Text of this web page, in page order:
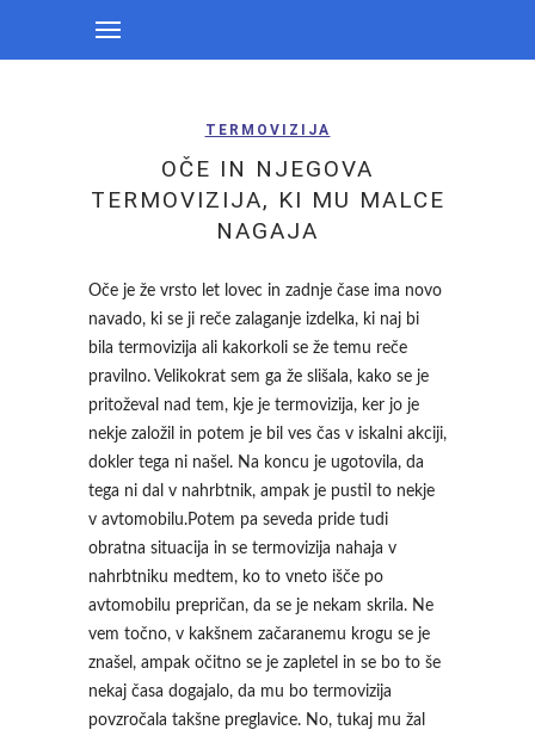
TERMOVIZIJA
OČE IN NJEGOVA
TERMOVIZIJA, KI MU MALCE
NAGAJA
Oče je že vrsto let lovec in zadnje čase ima novo
navado, ki se ji reče zalaganje izdelka, ki naj bi
bila termovizija ali kakorkoli se že temu reče
pravilno. Velikokrat sem ga že slišala, kako se je
pritoževal nad tem, kje je termovizija, ker jo je
nekje založil in potem je bil ves čas v iskalni akciji,
dokler tega ni našel. Na koncu je ugotovila, da
tega ni dal v nahrbtnik, ampak je pustil to nekje
v avtomobilu.Potem pa seveda pride tudi
obratna situacija in se termovizija nahaja v
nahrbtniku medtem, ko to vneto išče po
avtomobilu prepričan, da se je nekam skrila. Ne
vem točno, v kakšnem začaranemu krogu se je
znašel, ampak očitno se je zapletel in se bo to še
nekaj časa dogajalo, da mu bo termovizija
povzročala takšne preglavice. No, tukaj mu žal